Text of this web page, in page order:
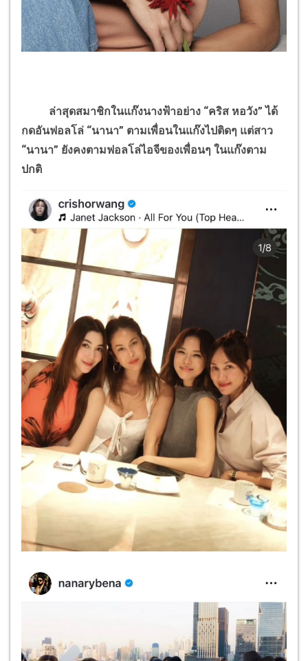
ล่าสุดสมาชิกในแก๊งนางฟ้าอย่าง “คริส หอวัง” ได้
กดอันฟอลโล่ “นานา” ตามเพื่อนในแก๊งไปติดๆ แต่สาว
“นานา” ยังคงตามฟอลโล่ไอจีของเพื่อนๆ ในแก๊งตาม
ปกติ